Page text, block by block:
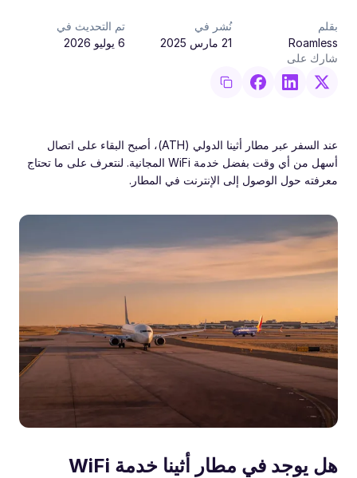
بقلم
Roamless
نُشر في
21 مارس 2025
تم التحديث في
6 يوليو 2026
شارك على
عند السفر عبر مطار أثينا الدولي (ATH)، أصبح البقاء على اتصال
أسهل من أي وقت بفضل خدمة WiFi المجانية. لنتعرف على ما تحتاج
معرفته حول الوصول إلى الإنترنت في المطار.
هل يوجد في مطار أثينا خدمة WiFi